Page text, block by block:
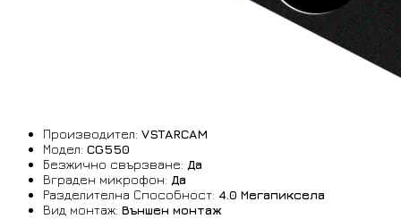
Производител: VSTARCAM
Модел: CG550
Безжично свързване: Да
Вграден микрофон: Да
Разделителна Способност: 4.0 Мегапиксела
Вид монтаж: Външен монтаж